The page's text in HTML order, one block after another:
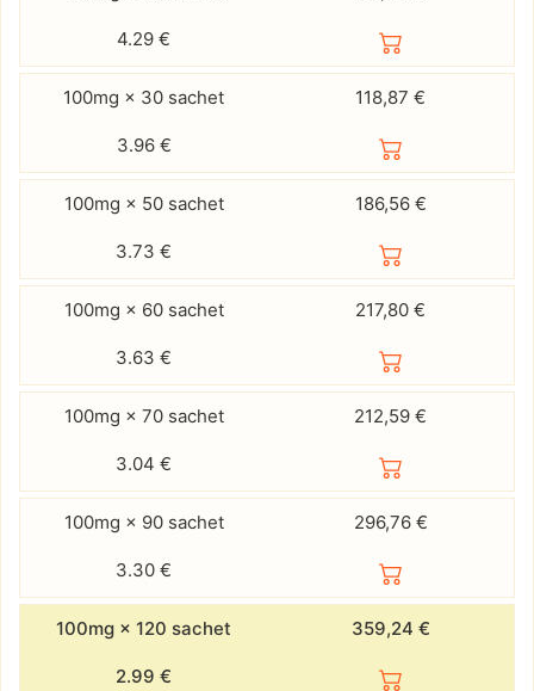
4.29 €
100mg × 30 sachet 118,87 €
3.96 €
100mg × 50 sachet 186,56 €
3.73 €
100mg × 60 sachet 217,80 €
3.63 €
100mg × 70 sachet 212,59 €
3.04 €
100mg × 90 sachet 296,76 €
3.30 €
100mg × 120 sachet 359,24 €
2.99 €